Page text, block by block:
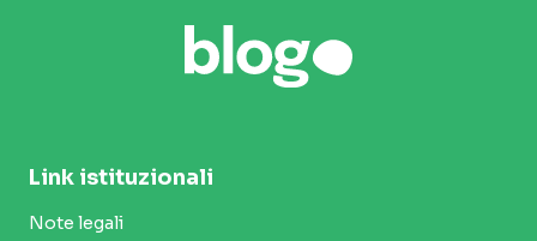
Link istituzionali
Note legali